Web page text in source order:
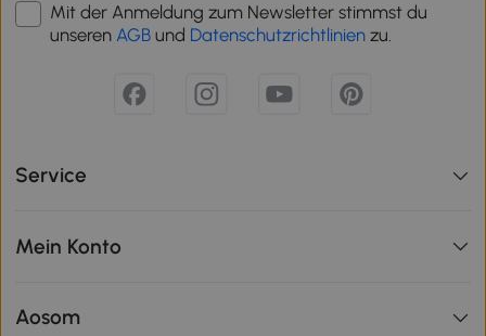
Mit der Anmeldung zum Newsletter stimmst du
unseren AGB und Datenschutzrichtlinien zu.
Service
Mein Konto
Aosom